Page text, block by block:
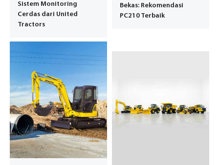
Sistem Monitoring
Cerdas dari United
Tractors
Bekas: Rekomendasi
PC210 Terbaik